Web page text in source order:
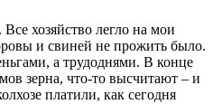
хозяйство легло на мои
и свиней не прожить было.
а трудоднями. В конце
зерна, что-то высчитают – и
платили, как сегодня